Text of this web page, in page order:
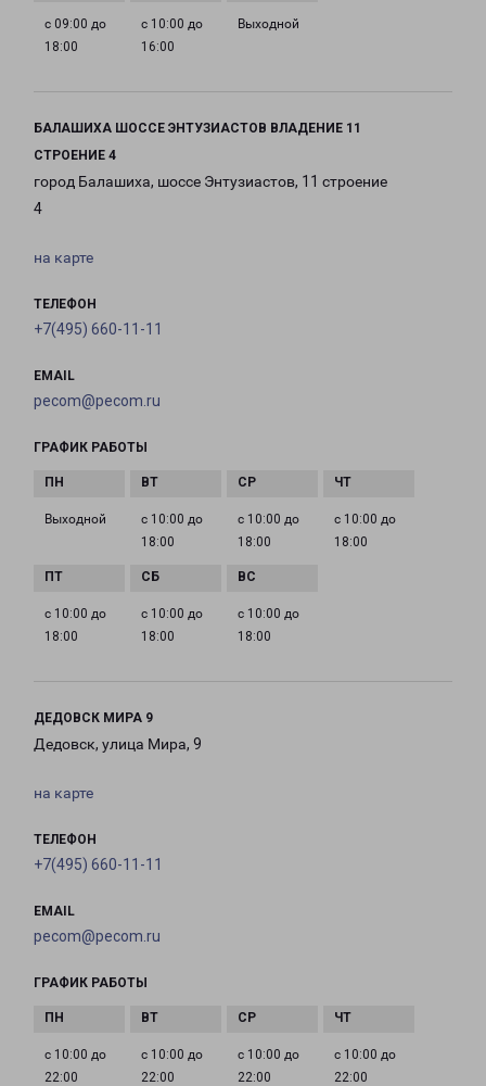
с 09:00 до
18:00
с 10:00 до
16:00
Выходной
БАЛАШИХА ШОССЕ ЭНТУЗИАСТОВ ВЛАДЕНИЕ 11
СТРОЕНИЕ 4
город Балашиха, шоссе Энтузиастов, 11 строение
4
на карте
ТЕЛЕФОН
+7(495) 660-11-11
EMAIL
pecom@pecom.ru
ГРАФИК РАБОТЫ
Выходной
с 10:00 до
18:00
с 10:00 до
18:00
с 10:00 до
18:00
с 10:00 до
18:00
с 10:00 до
18:00
с 10:00 до
18:00
ДЕДОВСК МИРА 9
Дедовск, улица Мира, 9
на карте
ТЕЛЕФОН
+7(495) 660-11-11
EMAIL
pecom@pecom.ru
ГРАФИК РАБОТЫ
с 10:00 до
22:00
с 10:00 до
22:00
с 10:00 до
22:00
с 10:00 до
22:00